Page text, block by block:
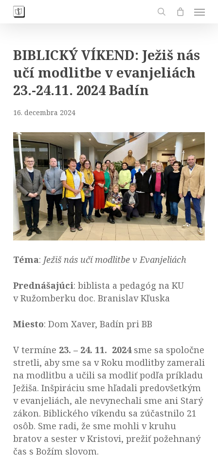
Skip
BIBLICKÝ VÍKEND: Ježiš nás
učí modlitbe v evanjeliách
23.-24.11. 2024 Badín
16. decembra 2024
Téma: Ježiš nás učí modlitbe v Evanjeliách
Prednášajúci: biblista a pedagóg na KU
v Ružomberku doc. Branislav Kľuska
Miesto: Dom Xaver, Badín pri BB
V termíne 23. – 24. 11. 2024 sme sa spoločne
stretli, aby sme sa v Roku modlitby zamerali
na modlitbu a učili sa modliť podľa príkladu
Ježiša. Inšpiráciu sme hľadali predovšetkým
v evanjeliách, ale nevynechali sme ani Starý
zákon. Biblického víkendu sa zúčastnilo 21
osôb. Sme radi, že sme mohli v kruhu
bratov a sester v Kristovi, prežiť požehnaný
čas s Božím slovom.